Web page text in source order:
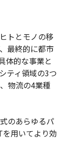
トとモノの移
最終的に都市
体的な事業と
ティ領域の3つ
物流の4業種
のあらゆるパ
用いてより効